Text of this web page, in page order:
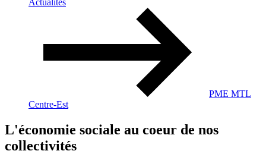
Actualités
PME MTL
Centre-Est
L'économie sociale au coeur de nos
collectivités